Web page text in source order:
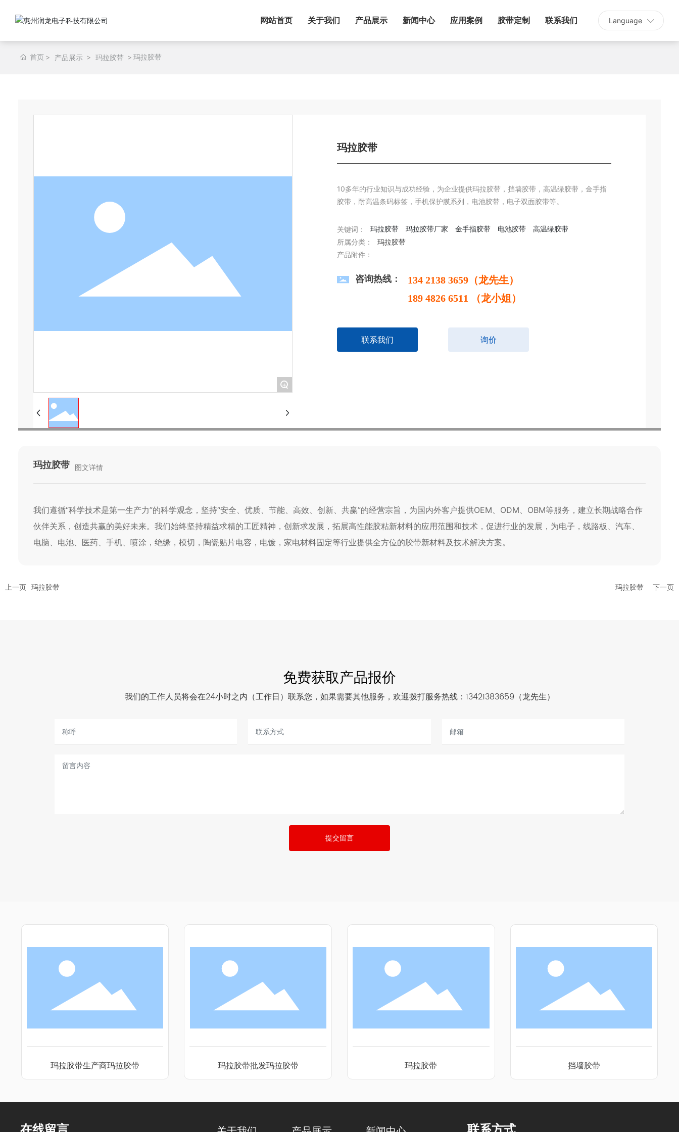
网站首页 关于我们 产品展示 新闻中心 应用案例 胶带定制 联系我们 Language
首页 产品展示 玛拉胶带 玛拉胶带
+
玛拉胶带
10多年的行业知识与成功经验，为企业提供玛拉胶带，挡墙胶带，高温绿胶带，金手指
胶带，耐高温条码标签，手机保护膜系列，电池胶带，电子双面胶带等。
关键词： 玛拉胶带 玛拉胶带厂家 金手指胶带 电池胶带
高温绿胶带
所属分类：
玛拉胶带
产品附件：
咨询热线：
134 2138 3659（龙先生）
189 4826 6511 （龙小姐）
联系我们 询价
玛拉胶带 图文详情
我们遵循“科学技术是第一生产力”的科学观念，坚持“安全、优质、节能、高效、创新、共赢”的经营宗旨，为国内外客户提供OEM、ODM、OBM等服务，建立长期战略合作
伙伴关系，创造共赢的美好未来。我们始终坚持精益求精的工匠精神，创新求发展，拓展高性能胶粘新材料的应用范围和技术，促进行业的发展，为电子，线路板、汽车、
电脑、电池、医药、手机、喷涂，绝缘，模切，陶瓷贴片电容，电镀，家电材料固定等行业提供全方位的胶带新材料及技术解决方案。
上一页 玛拉胶带 玛拉胶带 下一页
免费获取产品报价
我们的工作人员将会在24小时之内（工作日）联系您，如果需要其他服务，欢迎拨打服务热线： 13421383659 （龙先生）
提交留言
玛拉胶带生产商玛拉胶带 玛拉胶带批发玛拉胶带 玛拉胶带 挡墙胶带